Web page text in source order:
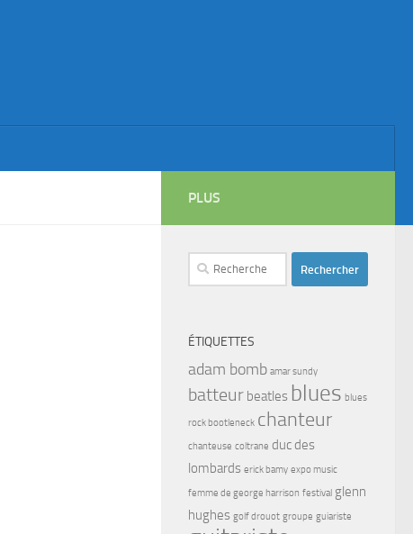
PLUS
Rechercher :
ÉTIQUETTES
adam bomb amar sundy
batteur beatles blues blues
rock bootleneck chanteur
chanteuse coltrane duc des
lombards erick bamy expo music
femme de george harrison festival glenn
hughes golf drouot groupe guiariste